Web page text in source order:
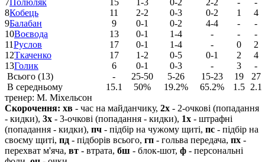
8Кобець 11 2-2 0-3 0-2 1
4
9Балабан 9 0-1 0-2 4-4 -
-
10Воєвода 13 0-1 1-4 - -
-
11Руслов 17 0-1 1-4 - 0
2
12Ткаченко 17 1-2 0-5 0-1 2
4
13Голик 6 0-1 0-3 - 3
-
Всього (13)
- 25-50 5-26 15-23 19
27
В середньому
15.1 50% 19.2% 65.2% 1.5
2.1
тренер: М. Міхельсон
Скорочення: хв - час на майданчику, 2х - 2-очкові (попадання
- кидки), 3х - 3-очкові (попадання - кидки), 1х - штрафні
(попадання - кидки), пч - підбір на чужому щиті, пс - підбір на
своєму щиті, пд - підборів всього, гп - гольва передача, пх -
перехват м'яча, вт - втрата, бш - блок-шот, ф - персональні